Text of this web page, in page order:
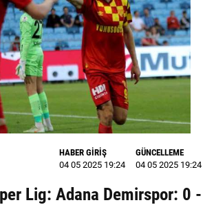
HABER GİRİŞ
04 05 2025 19:24
GÜNCELLEME
04 05 2025 19:24
Lig: Adana Demirspor: 0 -